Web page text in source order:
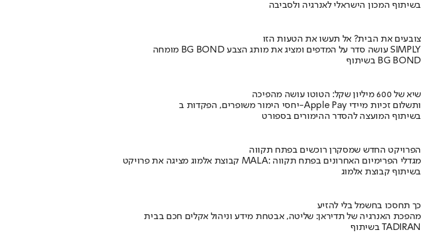
בשיתוף המכון הישראלי לאנרגיה ולסביבה
צובעים את הבית? אל תעשו את הטעות הזו
מומחה BG BOND עושה סדר על המדפים ומציג את מותג הצבע SIMPLY
בשיתוף BG BOND
שיא של 600 מיליון שקל: הטוטו עושה מהפיכה
יחסי הימור משופרים, הפקדות ב-Apple Pay ותשלום זכיות מיידי
בשיתוף המועצה להסדר ההימורים בספורט
הפרויקט החדש שמסקרן רוכשים בפתח תקווה
קבוצת אלמוג מציגה את פרויקט MALA: מגדלי הפרימיום האחרונים בפתח תקווה
בשיתוף קבוצת אלמוג
כך תחסכו בחשמל בלי להזיע
מהפכת האנרגיה של תדיראן: שליטה, אבטחת מידע וניהול אקלים חכם בבית
בשיתוף TADIRAN